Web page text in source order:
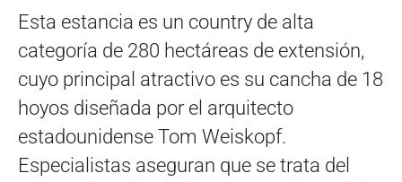
Esta estancia es un country de alta
categoría de 280 hectáreas de extensión,
cuyo principal atractivo es su cancha de 18
hoyos diseñada por el arquitecto
estadounidense Tom Weiskopf.
Especialistas aseguran que se trata del